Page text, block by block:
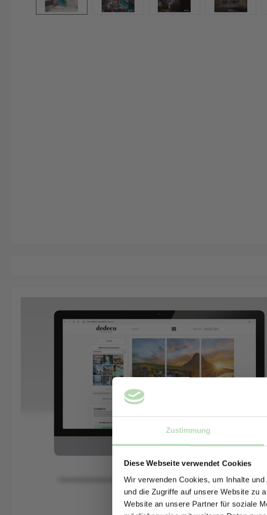
Zustimmung
Diese Webseite verwendet Cookies
Wir verwenden Cookies, um Inhalte
und die Zugriffe auf unsere Website zu
Website an unsere Partner für soziale